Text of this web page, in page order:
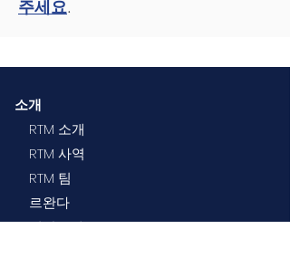
주세요.
소개
RTM 소개
RTM 사역
RTM 팀
르완다
신앙고백